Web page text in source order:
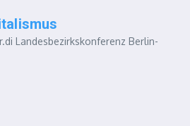
Landesbezirkskonferenz Berlin-